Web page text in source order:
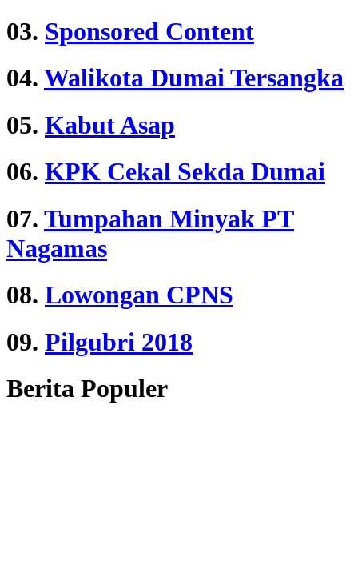
03. Sponsored Content
04. Walikota Dumai Tersangka
05. Kabut Asap
06. KPK Cekal Sekda Dumai
07. Tumpahan Minyak PT
Nagamas
08. Lowongan CPNS
09. Pilgubri 2018
Berita Populer